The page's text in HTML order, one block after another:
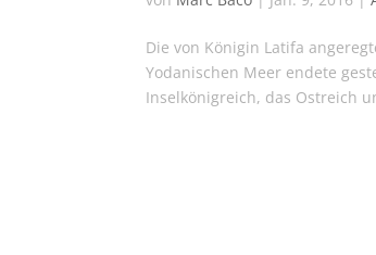
Die von Königin Latifa
Yodanischen Meer endete
Inselkönigreich, das Ostreich